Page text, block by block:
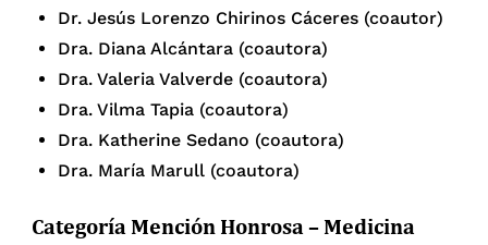
Dr. Jesús Lorenzo Chirinos Cáceres (coautor)
Dra. Diana Alcántara (coautora)
Dra. Valeria Valverde (coautora)
Dra. Vilma Tapia (coautora)
Dra. Katherine Sedano (coautora)
Dra. María Marull (coautora)
Categoría Mención Honrosa – Medicina